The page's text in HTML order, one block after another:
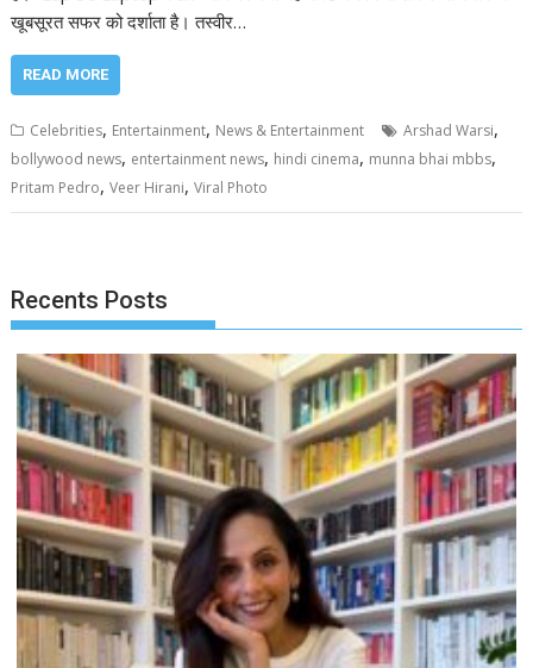
खूबसूरत सफर को दर्शाता है। तस्वीर…
READ MORE
Celebrities, Entertainment, News & Entertainment Arshad Warsi,
bollywood news, entertainment news, hindi cinema, munna bhai mbbs,
Pritam Pedro,Veer Hirani,Viral Photo
Recents Posts